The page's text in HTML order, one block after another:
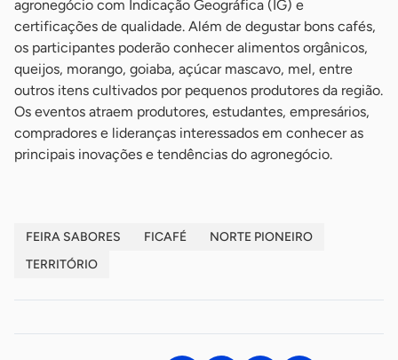
agronegócio com Indicação Geográfica (IG) e
certificações de qualidade. Além de degustar bons cafés,
os participantes poderão conhecer alimentos orgânicos,
queijos, morango, goiaba, açúcar mascavo, mel, entre
outros itens cultivados por pequenos produtores da região.
Os eventos atraem produtores, estudantes, empresários,
compradores e lideranças interessados em conhecer as
principais inovações e tendências do agronegócio.
FEIRA SABORES FICAFÉ
NORTE PIONEIRO
TERRITÓRIO